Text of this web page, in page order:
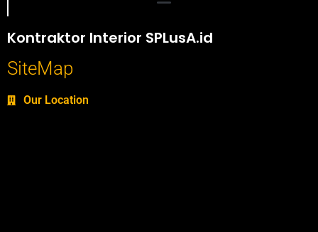
Kontraktor Interior SPLusA.id
SiteMap
Our Location